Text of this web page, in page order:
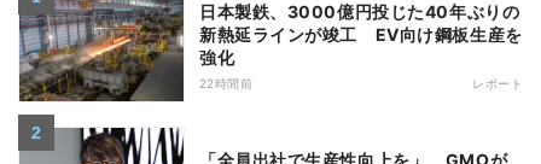
日本製鉄、3000億円投じた40年ぶりの
新熱延ラインが竣工 EV向け鋼板生産を
強化
22時間前 レポート